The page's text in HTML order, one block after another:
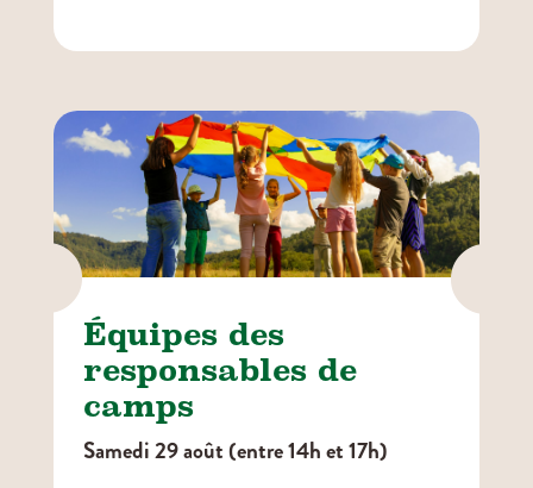
 
Équipes des
responsables de
camps
Samedi 29 août (entre 14h et 17h)